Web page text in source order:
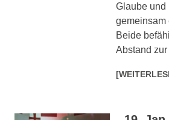
Glaube und
gemeinsam
Beide
Abstand